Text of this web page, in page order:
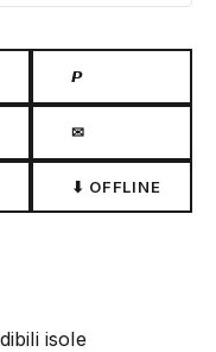
𝙋
✉
⬇ OFFLINE
isole